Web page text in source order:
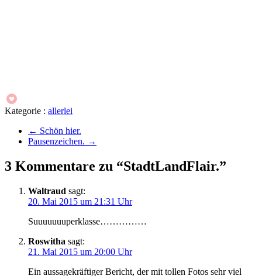
Kategorie : allerlei
← Schön hier.
Pausenzeichen. →
3 Kommentare zu “StadtLandFlair.”
Waltraud sagt:
20. Mai 2015 um 21:31 Uhr
Suuuuuuuperklasse……………
Roswitha sagt:
21. Mai 2015 um 20:00 Uhr
Ein aussagekräftiger Bericht, der mit tollen Fotos sehr viel